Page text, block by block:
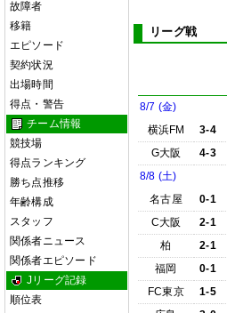
故障者
移籍
エピソード
契約状況
出場時間
得点・警告
チーム情報
競技場
得点ランキング
勝ち点推移
年齢構成
スタッフ
関係者ニュース
関係者エピソード
Jリーグ記録
順位表
リーグ戦
8/7 (金)
横浜FM
3-4
G大阪
4-3
8/8 (土)
名古屋
0-1
C大阪
2-1
柏
2-1
福岡
0-1
FC東京
1-5